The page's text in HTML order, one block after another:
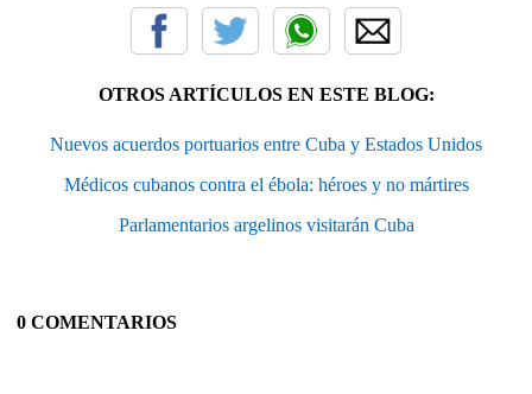
OTROS ARTÍCULOS EN ESTE BLOG:
Nuevos acuerdos portuarios entre Cuba y Estados Unidos
Médicos cubanos contra el ébola: héroes y no mártires
Parlamentarios argelinos visitarán Cuba
0 COMENTARIOS